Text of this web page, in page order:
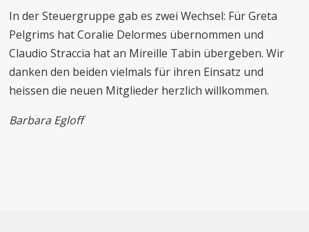
In der Steuergruppe gab es zwei Wechsel: Für Greta
Pelgrims hat Coralie Delormes übernommen und
Claudio Straccia hat an Mireille Tabin übergeben. Wir
danken den beiden vielmals für ihren Einsatz und
heissen die neuen Mitglieder herzlich willkommen.
Barbara Egloff